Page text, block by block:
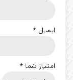
ایمیل *
امتیاز شما *